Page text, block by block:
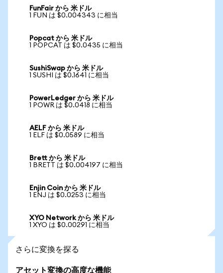
FunFair から 米ドル
1 FUN は $0.004343 に相当
Popcat から 米ドル
1 POPCAT は $0.0435 に相当
SushiSwap から 米ドル
1 SUSHI は $0.1641 に相当
PowerLedger から 米ドル
1 POWR は $0.0418 に相当
AELF から 米ドル
1 ELF は $0.0589 に相当
Brett から 米ドル
1 BRETT は $0.004197 に相当
Enjin Coin から 米ドル
1 ENJ は $0.0253 に相当
XYO Network から 米ドル
1 XYO は $0.00291 に相当
さらに変換を探る
アセット変換の高度な機能